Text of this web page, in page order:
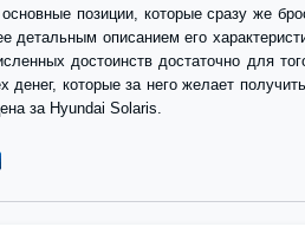
позиции, которые сразу же
детальным описанием его
достоинств достаточно для
денег, которые за него желает
за Hyundai Solaris.